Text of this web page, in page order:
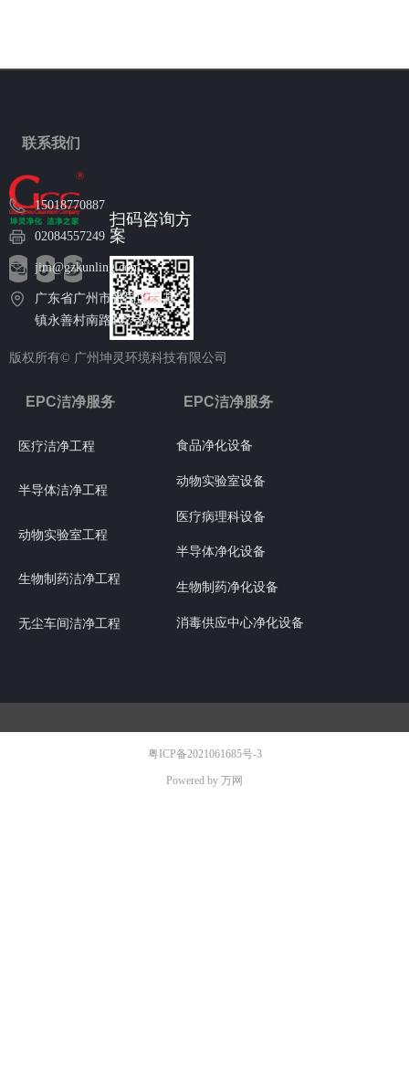
版权所有© 广州坤灵环境科技有限公司
扫码咨询方
案
EPC洁净服务
医疗洁净工程
半导体洁净工程
动物实验室工程
生物制药洁净工程
无尘车间洁净工程
食品净化设备
动物实验室设备
医疗病理科设备
半导体净化设备
生物制药净化设备
消毒供应中心净化设备
EPC洁净服务
15018770887
02084557249
jim@gzkunling.com
广东省广州市番禺区石碁
镇永善村南路102号6栋
联系我们
粤ICP备2021061685号-3
Powered by 万网